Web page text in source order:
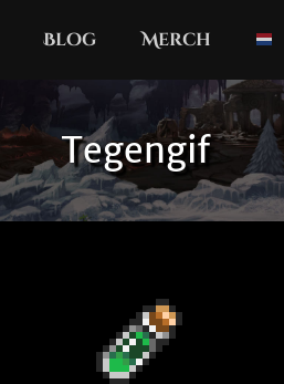
Blog Merch
Tegengif